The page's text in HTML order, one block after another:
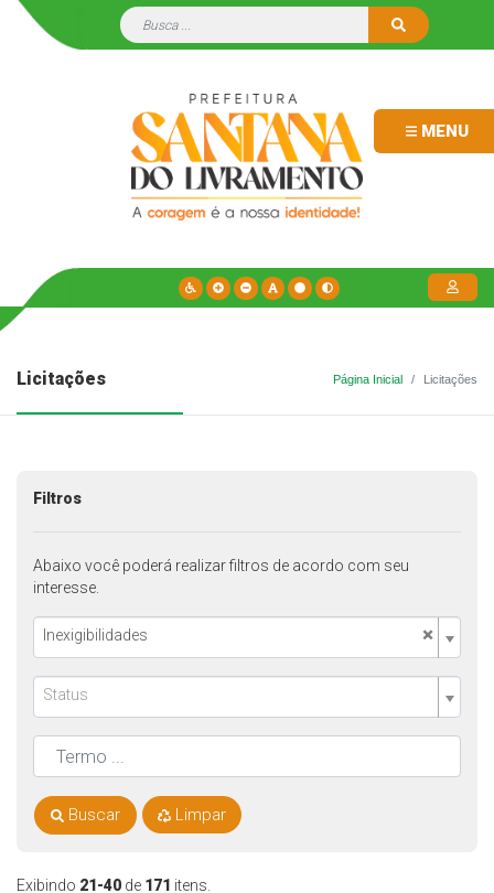
MENU
Licitações Página Inicial Licitações
Exibindo 21-40 de 171 itens.
Filtros
Abaixo você poderá realizar filtros de acordo com seu
interesse.
×
Inexigibilidades
Status
Buscar Limpar